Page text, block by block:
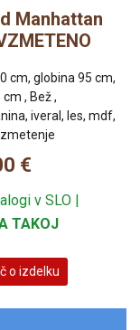
Manhattan
cm, globina 95 cm,
, Bež ,
iveral, les, mdf,
€
v SLO |
TAKOJ
o izdelku